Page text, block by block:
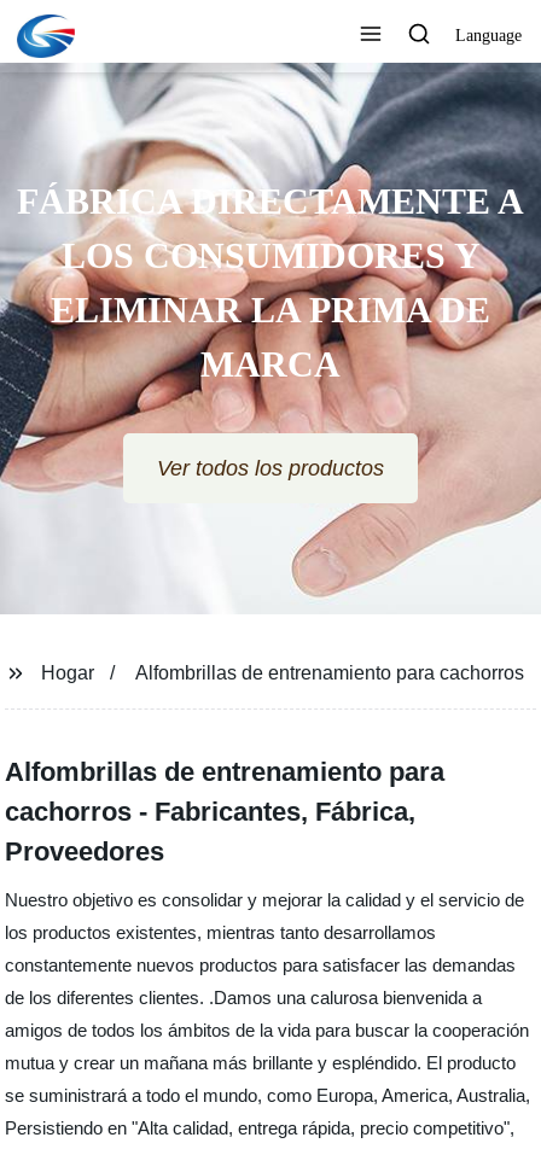
Language
FÁBRICA DIRECTAMENTE A
LOS CONSUMIDORES Y
ELIMINAR LA PRIMA DE
MARCA
Ver todos los productos
Hogar Alfombrillas de entrenamiento para cachorros
Alfombrillas de entrenamiento para
cachorros - Fabricantes, Fábrica,
Proveedores
Nuestro objetivo es consolidar y mejorar la calidad y el servicio de
los productos existentes, mientras tanto desarrollamos
constantemente nuevos productos para satisfacer las demandas
de los diferentes clientes. .Damos una calurosa bienvenida a
amigos de todos los ámbitos de la vida para buscar la cooperación
mutua y crear un mañana más brillante y espléndido. El producto
se suministrará a todo el mundo, como Europa, America, Australia,
Persistiendo en "Alta calidad, entrega rápida, precio competitivo",